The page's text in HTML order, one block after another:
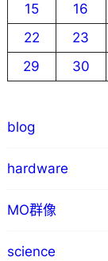
15
16
22
23
29
30
blog
hardware
MO群像
science